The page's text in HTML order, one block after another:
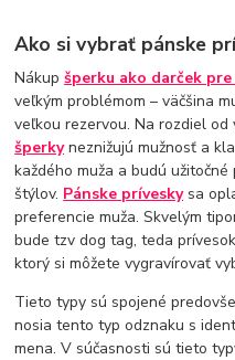
Ako si vybrať pánske
Nákupšperku ako darček pre
veľkým problémom – väčšina
veľkou rezervou. Na rozdiel od
šperkyneznižujú mužnosť a
každého muža a budú
štýlov. Pánske príveskysa
preferencie muža. Skvelým
bude tzv dog tag, teda
ktorý si môžete vygravírovať
Tieto typy sú spojené
nosia tento typ odznaku s
mena. V súčasnosti sú tieto